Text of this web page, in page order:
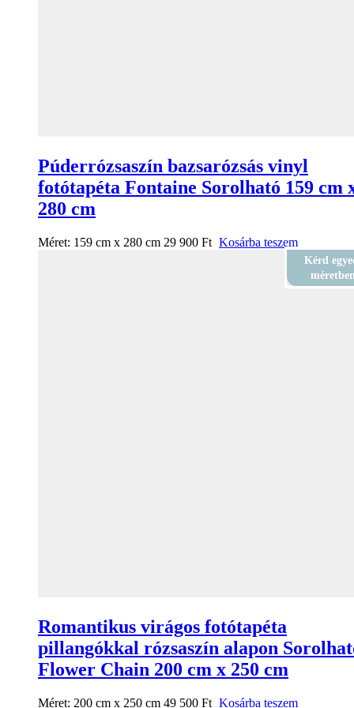
Púderrózsaszín bazsarózsás vinyl
fotótapéta Fontaine Sorolható 159 cm
280 cm
Méret: 159 cm x 280 cm 29 900 Ft Kosárba teszem
Kérd
Romantikus virágos fotótapéta
pillangókkal rózsaszín alapon
Flower Chain 200 cm x 250 cm
Méret: 200 cm x 250 cm 49 500 Ft Kosárba teszem